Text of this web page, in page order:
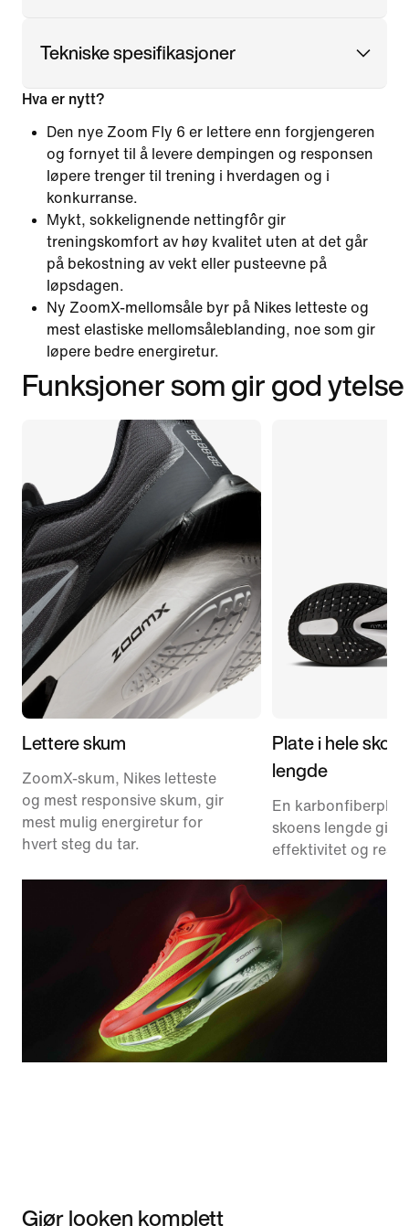
Tekniske spesifikasjoner
Hva er nytt?
Den nye Zoom Fly 6 er lettere enn forgjengeren
og fornyet til å levere dempingen og responsen
løpere trenger til trening i hverdagen og i
konkurranse.
Mykt, sokkelignende nettingfôr gir
treningskomfort av høy kvalitet uten at det går
på bekostning av vekt eller pusteevne på
løpsdagen.
Ny ZoomX-mellomsåle byr på Nikes letteste og
mest elastiske mellomsåleblanding, noe som gir
løpere bedre energiretur.
Funksjoner som gir god ytelse
Lettere skum
ZoomX-skum, Nikes letteste
og mest responsive skum, gir
mest mulig energiretur for
hvert steg du tar.
Plate i hele
lengde
En
skoens lengde gir
effektivitet og
Gjør looken komplett